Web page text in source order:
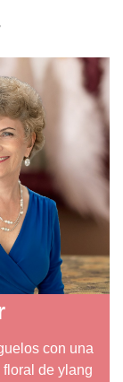
con una
de ylang